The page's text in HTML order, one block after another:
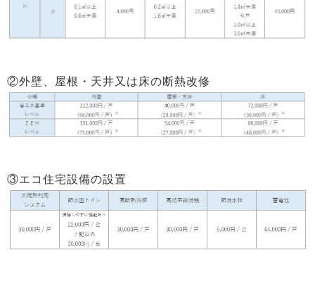
②外壁、屋根・天井又は床の断熱改修
③エコ住宅設備の設置